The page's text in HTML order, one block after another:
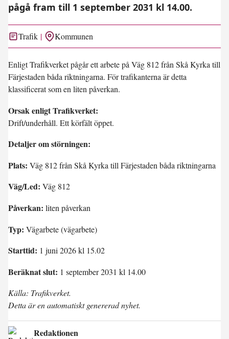
pågå fram till 1 september 2031 kl 14.00.
Trafik Kommunen
Enligt Trafikverket pågår ett arbete på Väg 812 från Skå Kyrka till
Färjestaden båda riktningarna. För trafikanterna är detta
klassificerat som en liten påverkan.
Orsak enligt Trafikverket:
Drift/underhåll. Ett körfält öppet.
Detaljer om störningen:
Plats: Väg 812 från Skå Kyrka till Färjestaden båda riktningarna
Väg/Led: Väg 812
Påverkan: liten påverkan
Typ: Vägarbete (vägarbete)
Starttid: 1 juni 2026 kl 15.02
Beräknat slut: 1 september 2031 kl 14.00
Källa: Trafikverket.
Detta är en automatiskt genererad nyhet.
Redaktionen